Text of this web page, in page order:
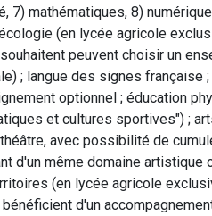
7) mathématiques, 8)
(en lycée agricole
peuvent choisir un
; langue des signes française
optionnel ; éducation
et cultures sportives") ;
avec possibilité de
d'un même domaine artistique
(en lycée agricole
d'un